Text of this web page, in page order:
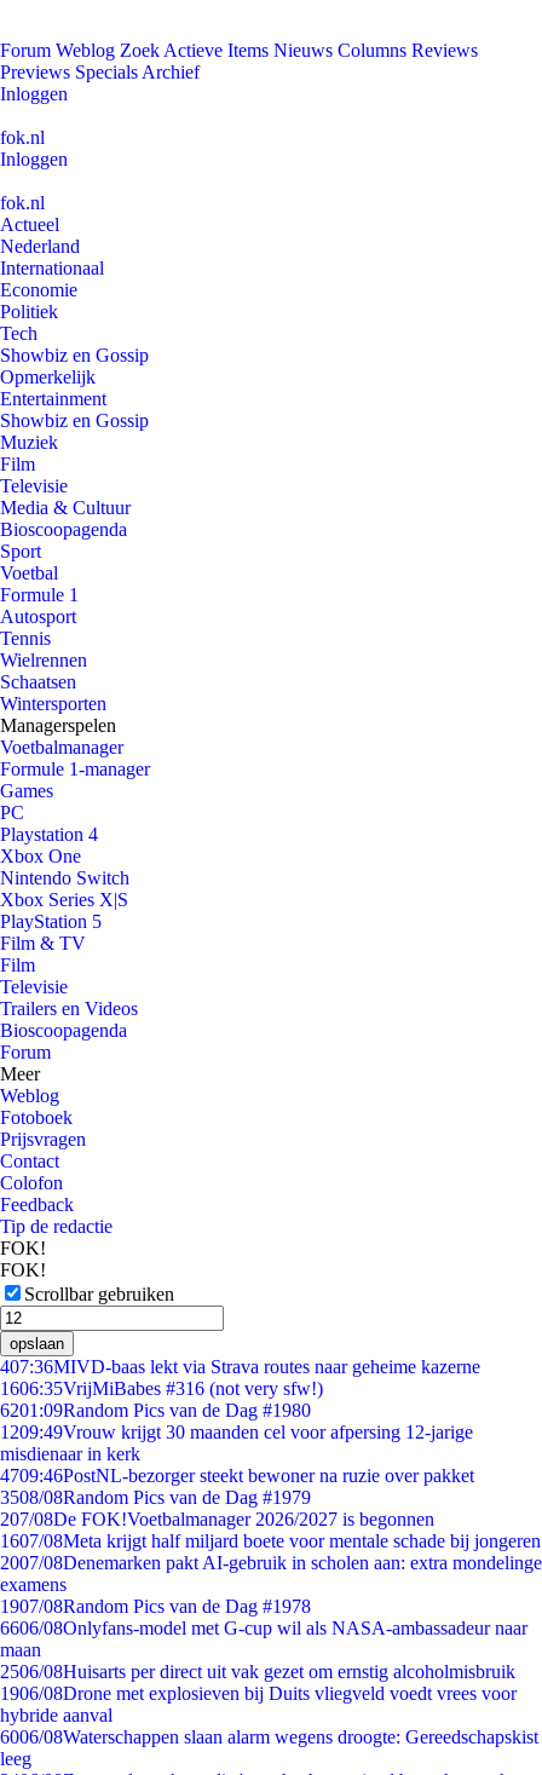
Forum Weblog Zoek Actieve Items Nieuws Columns Reviews
Previews Specials Archief
Inloggen
fok.nl
Inloggen
fok.nl
Actueel
Nederland
Internationaal
Economie
Politiek
Tech
Showbiz en Gossip
Opmerkelijk
Entertainment
Showbiz en Gossip
Muziek
Film
Televisie
Media & Cultuur
Bioscoopagenda
Sport
Voetbal
Formule 1
Autosport
Tennis
Wielrennen
Schaatsen
Wintersporten
Managerspelen
Voetbalmanager
Formule 1-manager
Games
PC
Playstation 4
Xbox One
Nintendo Switch
Xbox Series X|S
PlayStation 5
Film & TV
Film
Televisie
Trailers en Videos
Bioscoopagenda
Forum
Meer
Weblog
Fotoboek
Prijsvragen
Contact
Colofon
Feedback
Tip de redactie
FOK!
FOK!
Scrollbar gebruiken
opslaan
407:36MIVD-baas lekt via Strava routes naar geheime kazerne
1606:35VrijMiBabes #316 (not very sfw!)
6201:09Random Pics van de Dag #1980
1209:49Vrouw krijgt 30 maanden cel voor afpersing 12-jarige
misdienaar in kerk
4709:46PostNL-bezorger steekt bewoner na ruzie over pakket
3508/08Random Pics van de Dag #1979
207/08De FOK!Voetbalmanager 2026/2027 is begonnen
1607/08Meta krijgt half miljard boete voor mentale schade bij jongeren
2007/08Denemarken pakt AI-gebruik in scholen aan: extra mondelinge
examens
1907/08Random Pics van de Dag #1978
6606/08Onlyfans-model met G-cup wil als NASA-ambassadeur naar
maan
2506/08Huisarts per direct uit vak gezet om ernstig alcoholmisbruik
1906/08Drone met explosieven bij Duits vliegveld voedt vrees voor
hybride aanval
6006/08Waterschappen slaan alarm wegens droogte: Gereedschapskist
leeg